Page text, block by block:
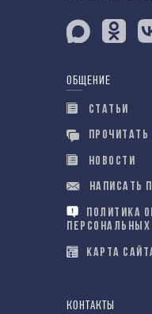
ОБЩЕНИЕ
СТАТЬИ
НОВОСТИ
НАПИСАТЬ
ПОЛИТИКА
КАРТА
КОНТАКТЫ